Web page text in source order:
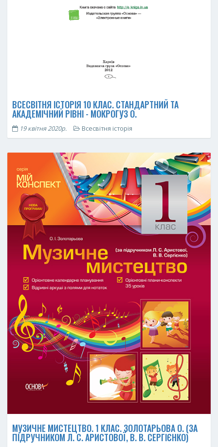
ВСЕСВІТНЯ ІСТОРІЯ 10 КЛАС. СТАНДАРТНИЙ ТА
АКАДЕМІЧНИЙ РІВНІ - МОКРОГУЗ О.
19 квітня 2020р. Всесвітня історія
МУЗИЧНЕ МИСТЕЦТВО. 1 КЛАС. ЗОЛОТАРЬОВА О. (ЗА
ПІДРУЧНИКОМ Л. С. АРИСТОВОЇ, В. В. СЕРГІЄНКО)